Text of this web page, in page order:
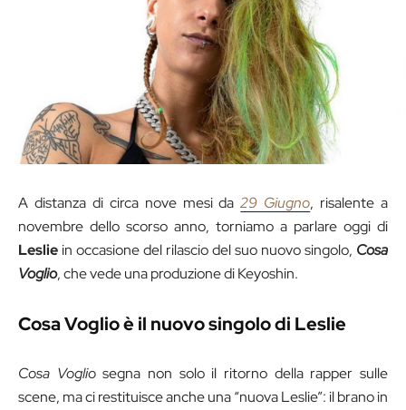
A distanza di circa nove mesi da29 Giugno, risalente a
novembre dello scorso anno, torniamo a parlare oggi di
Leslie in occasione del rilascio del suo nuovo singolo, Cosa
Voglio, che vede una produzione di Keyoshin.
Cosa Voglio è il nuovo singolo di Leslie
Cosa Vogliosegna non solo il ritorno della rapper sulle
scene, ma ci restituisce anche una “nuova Leslie”: il brano in